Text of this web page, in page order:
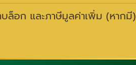
บล็อก และภาษีมูลค่าเพิ่ม (หากมี)